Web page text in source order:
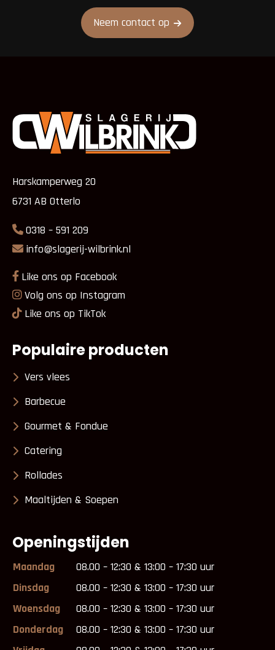
Neem contact op
Harskamperweg 20
6731 AB Otterlo
0318 – 591 209
info@slagerij-wilbrink.nl
Like ons op Facebook
Volg ons op Instagram
Like ons op TikTok
Populaire producten
Vers vlees
Barbecue
Gourmet & Fondue
Catering
Rollades
Maaltijden & Soepen
Openingstijden
Maandag
08.00 – 12:30 & 13:00 – 17:30 uur
Dinsdag
08.00 – 12:30 & 13:00 – 17:30 uur
Woensdag
08.00 – 12:30 & 13:00 – 17:30 uur
Donderdag
08.00 – 12:30 & 13:00 – 17:30 uur